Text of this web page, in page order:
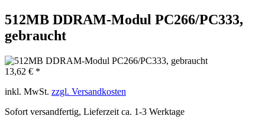
512MB DDRAM-Modul PC266/PC333,
gebraucht
13,62 € *
inkl. MwSt. zzgl. Versandkosten
Sofort versandfertig, Lieferzeit ca. 1-3 Werktage